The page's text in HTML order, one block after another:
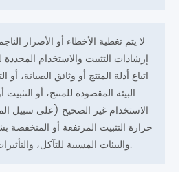
لا يتم تغطية الأخطاء أو الأضرار
إرشادات التثبيت والاستخدام المحددة
اتباع أدلة المنتج أو وثائق الصيانة،
البيئة المقصودة للمنتج، أو التثبيت
الاستخدام غير الصحيح (على سبيل
حرارة التثبيت المرتفعة أو
والبيئات المسببة للتآكل، والتأثيرات الخارجية).